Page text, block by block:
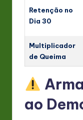
Retenção no
Dia 30
Multiplicador
de Queima
ao